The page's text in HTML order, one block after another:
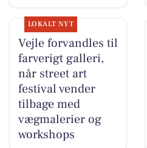
LOKALT NYT
Vejle forvandles til
farverigt galleri,
når street art
festival vender
tilbage med
vægmalerier og
workshops